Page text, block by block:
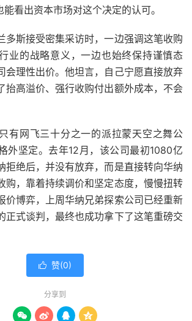
看出资本市场对这个决定的认可。
多斯接受密集采访时，一边强调这笔收购
业的战略意义，一边也始终保持谨慎态
会理性出价。他坦言，自己宁愿直接放弃
抬高溢价、强行收购付出额外成本，不会
有网飞三十分之一的派拉蒙天空之舞公
外坚定。去年12月，该公司最初1080亿
拒绝后，并没有放弃，而是直接转向华纳
购，靠着持续调价和坚定态度，慢慢扭转
价博弈，上周华纳兄弟探索公司已经重新
正式谈判，最终也成功拿下了这笔重磅交
 赞(0)
分享到
   